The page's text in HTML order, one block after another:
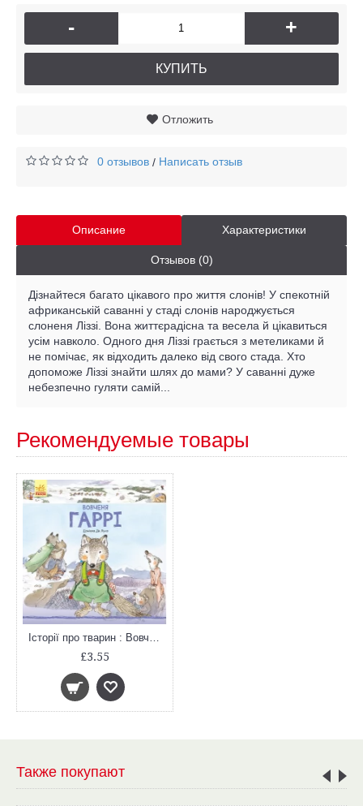
- +
КУПИТЬ
Отложить
0 отзывов / Написать отзыв
Описание Характеристики
Отзывов (0)
Дізнайтеся багато цікавого про життя слонів! У спекотній
африканській саванні у стаді слонів народжується
слоненя Ліззі. Вона життєрадісна та весела й цікавиться
усім навколо. Одного дня Ліззі грається з метеликами й
не помічає, як відходить далеко від свого стада. Хто
допоможе Ліззі знайти шлях до мами? У саванні дуже
небезпечно гуляти самій...
Рекомендуемые товары
£3.55
Также покупают